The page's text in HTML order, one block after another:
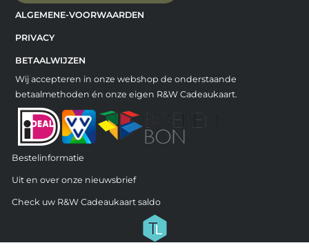
ALGEMENE-VOORWAARDEN
PRIVACY
BETAALWIJZEN
Wij accepteren in onze webshop de onderstaande
betaalmethoden én onze eigen R&W Cadeaukaart.
Bestelinformatie
Uit en over onze nieuwsbrief
Check uw R&W Cadeaukaart saldo